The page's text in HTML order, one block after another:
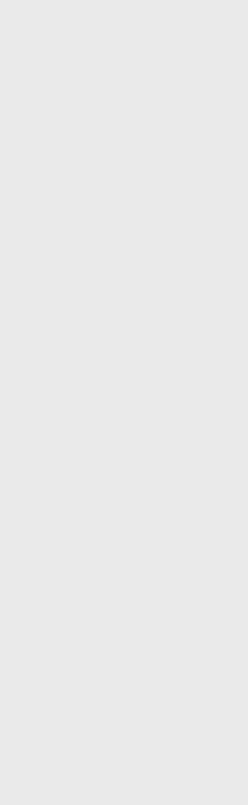
اموال
و کذب محض
است
داریم
در حملات به
گرفت